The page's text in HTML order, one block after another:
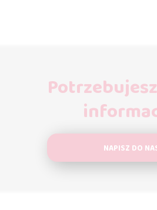
NAPISZ DO